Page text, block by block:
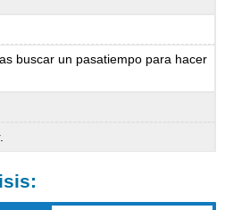
buscar un pasatiempo para hacer